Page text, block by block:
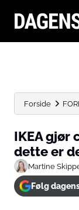
Forside
IKEA gjør
dette er
Martine
Følg